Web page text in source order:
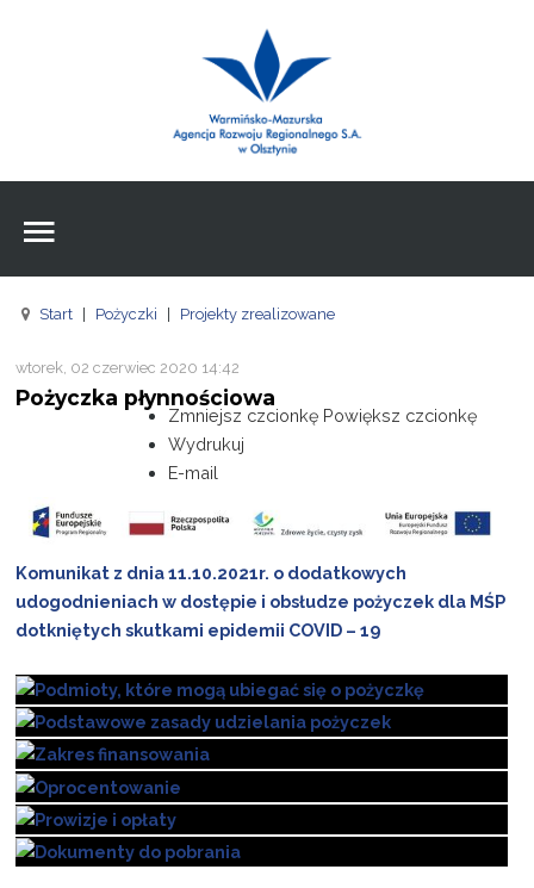
Agencja
FE
Pożyczki
Zasoby
Projekty
Kontakt
Znajdźna stronie
Wpisz czego szukasz
Start Pożyczki Projekty zrealizowane
wtorek, 02 czerwiec 2020 14:42
Pożyczka płynnościowa
Zmniejsz czcionkę Powiększ czcionkę
Wydrukuj
E-mail
Komunikat z dnia 11.10.2021r. o dodatkowych
udogodnieniach w dostępie i obsłudze pożyczek dla MŚP
dotkniętych skutkami epidemii COVID – 19